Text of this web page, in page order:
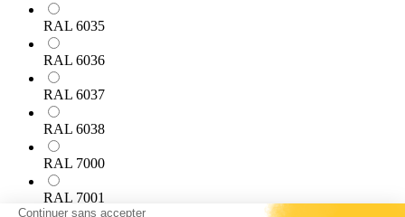
RAL 6035
RAL 6036
RAL 6037
RAL 6038
RAL 7000
RAL 7001